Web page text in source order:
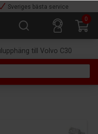
Sveriges bästa service
0
till Volvo C30